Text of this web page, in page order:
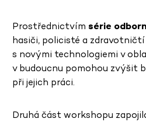
Prostřednictvím série
hasiči, policisté a
s novými technologiemi v
v budoucnu pomohou zvýšit
při jejich práci.
Druhá část workshopu